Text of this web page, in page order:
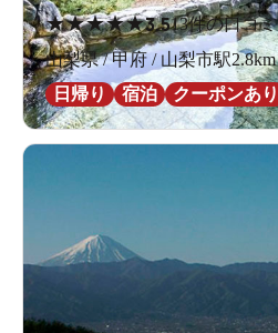
★★★★★3.513件の口コミ
山梨県 / 甲府 / 山梨市駅2.8km
日帰り
宿泊 クーポンあり